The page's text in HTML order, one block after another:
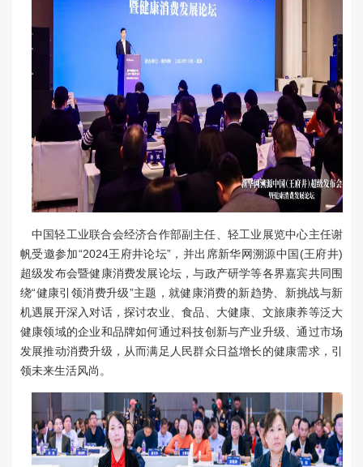
中国轻工业联合会经济合作部副主任、轻工业展览中心主任谢
帆受邀参加“2024王府井论坛”，并出席新华网溯源中国(王府井)
超级发布会暨健康消费发展论坛，与政产研学等各界嘉宾共同围
绕“健康引领消费升级”主题，就健康消费的新趋势、新挑战与新
机遇展开深入对话，探讨农业、食品、大健康、文旅康养等泛大
健康领域的企业和品牌如何通过科技创新与产业升级、通过市场
发展推动消费升级，从而满足人民群众日益增长的健康需求，引
领未来生活风尚。